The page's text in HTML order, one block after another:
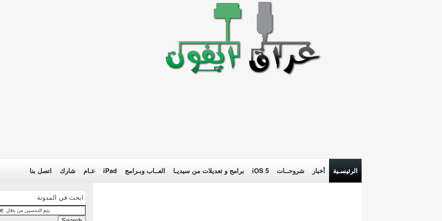
الرئيسـية أخبار شروحــات iOS 5 برامج و تعديلات من سيديـا العــاب وبـرامج iPad عـام شارك اتصل بنا